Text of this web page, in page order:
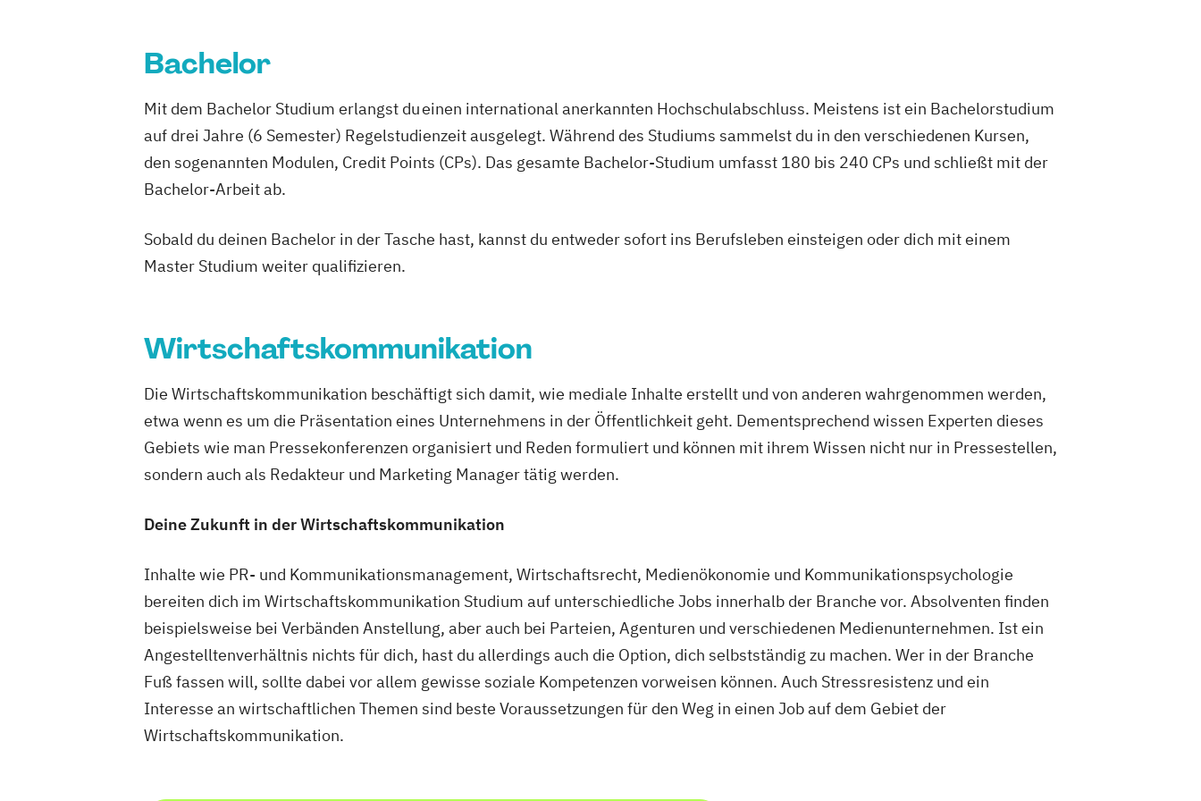
Medien- und Wirtschaftspsychologie
Public Relations und Digitales Marketing (DE/EN)
Visual and Media Anthropology (EN)
Wirtschaftspsychologie (DE/EN)
Bachelor
Mit dem Bachelor Studium erlangst du einen international anerkannten Hochschulabschluss. Meistens ist ein Bachelorstudium
auf drei Jahre (6 Semester) Regelstudienzeit ausgelegt. Während des Studiums sammelst du in den verschiedenen Kursen,
den sogenannten Modulen, Credit Points (CPs). Das gesamte Bachelor-Studium umfasst 180 bis 240 CPs und schließt mit der
Bachelor-Arbeit ab.
Sobald du deinen Bachelor in der Tasche hast, kannst du entweder sofort ins Berufsleben einsteigen oder dich mit einem
Master Studium weiter qualifizieren.
Wirtschaftskommunikation
Die Wirtschaftskommunikation beschäftigt sich damit, wie mediale Inhalte erstellt und von anderen wahrgenommen werden,
etwa wenn es um die Präsentation eines Unternehmens in der Öffentlichkeit geht. Dementsprechend wissen Experten dieses
Gebiets wie man Pressekonferenzen organisiert und Reden formuliert und können mit ihrem Wissen nicht nur in Pressestellen,
sondern auch als Redakteur und Marketing Manager tätig werden.
Deine Zukunft in der Wirtschaftskommunikation
Inhalte wie PR- und Kommunikationsmanagement, Wirtschaftsrecht, Medienökonomie und Kommunikationspsychologie
bereiten dich im Wirtschaftskommunikation Studium auf unterschiedliche Jobs innerhalb der Branche vor. Absolventen finden
beispielsweise bei Verbänden Anstellung, aber auch bei Parteien, Agenturen und verschiedenen Medienunternehmen. Ist ein
Angestelltenverhältnis nichts für dich, hast du allerdings auch die Option, dich selbstständig zu machen. Wer in der Branche
Fuß fassen will, sollte dabei vor allem gewisse soziale Kompetenzen vorweisen können. Auch Stressresistenz und ein
Interesse an wirtschaftlichen Themen sind beste Voraussetzungen für den Weg in einen Job auf dem Gebiet der
Wirtschaftskommunikation.